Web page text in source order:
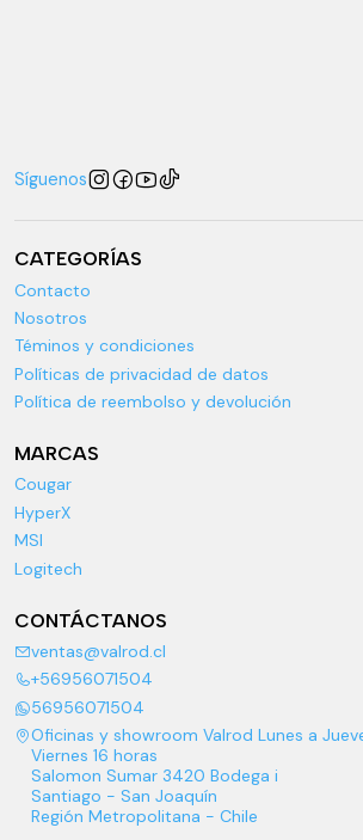
Síguenos
CATEGORÍAS
Contacto
Nosotros
Téminos y condiciones
Políticas de privacidad de datos
Política de reembolso y devolución
MARCAS
Cougar
HyperX
MSI
Logitech
CONTÁCTANOS
ventas@valrod.cl
+56956071504
56956071504
Oficinas y showroom Valrod Lunes a
Viernes 16 horas
Salomon Sumar 3420 Bodega i
Santiago - San Joaquín
Región Metropolitana - Chile